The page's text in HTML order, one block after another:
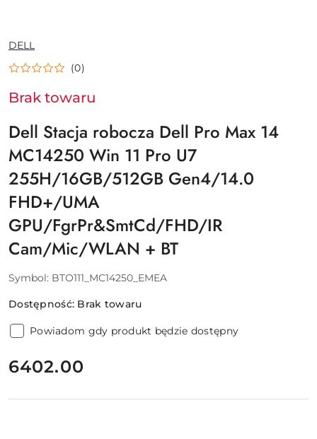
NAZWA
PRODUCENTA:
DELL
(0)
Brak towaru
Dell Stacja robocza Dell Pro Max 14
MC14250 Win 11 Pro U7
255H/16GB/512GB Gen4/14.0
FHD+/UMA
GPU/FgrPr&SmtCd/FHD/IR
Cam/Mic/WLAN + BT
Symbol: BTO111_MC14250_EMEA
Dostępność: Brak towaru
Powiadom gdy produkt będzie dostępny
cena:
6402.00